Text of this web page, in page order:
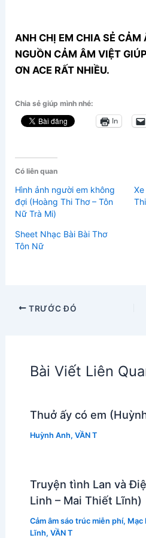
ANH CHỊ EM CHIA SẺ CẢM
NGUỒN CẢM ÂM VIỆT
ƠN ACE RẤT NHIỀU.
Chia sẻ giúp mình nhé:
In
Có liên quan
Hình ảnh người em không
đợi (Hoàng Thi Thơ – Tôn
Nữ Trà Mi)
Sheet Nhạc Bài Bài Thơ
Tôn Nữ
TRƯỚC ĐÓ
Bài Viết Liên
Thuở ấy có em
Huỳnh Anh, VẦN T
Truyện tình Lan và
Linh – Mai Thiết Lĩnh)
Cảm âm sáo trúc miễn phí, Mạc
Lĩnh, VẦN T